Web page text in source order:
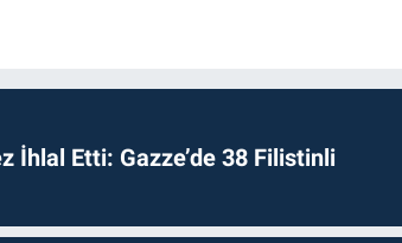
İhlal Etti: Gazze’de 38 Filistinli